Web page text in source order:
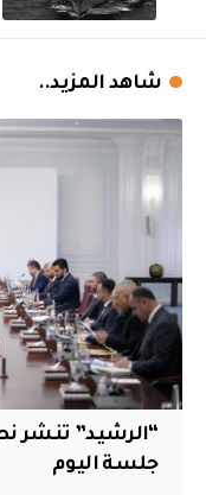
شاهد المزيد..
“الرشيد” تنشر
جلسة اليوم